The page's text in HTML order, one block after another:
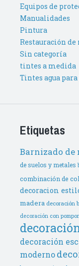
Equipos de
Manualidades
Pintura
Restauración de
Sin categoría
tintes a medida
Tintes agua
Etiquetas
Barnizado de
de suelos y metales
combinación de
decoracion
madera decoración
decoración con
decoración
moderno